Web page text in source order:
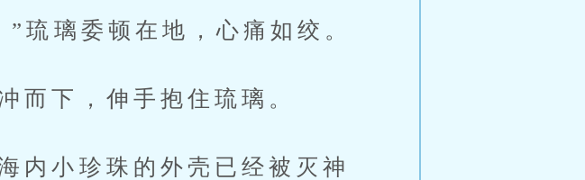
璃委顿在地，心痛如绞。
下，伸手抱住琉璃。
小珍珠的外壳已经被灭神